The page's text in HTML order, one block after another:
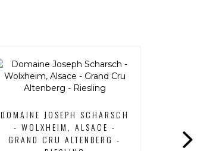
DOMAINE JOSEPH SCHARSCH
- WOLXHEIM, ALSACE -
GRAND CRU ALTENBERG -